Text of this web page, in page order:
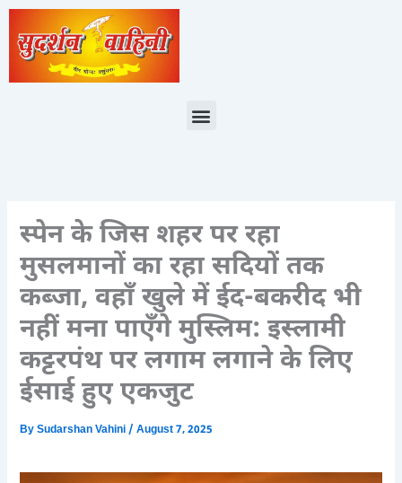
Skip
content
Menu
स्पेन के जिस शहर पर रहा
मुसलमानों का रहा सदियों तक
कब्जा, वहाँ खुले में ईद-बकरीद भी
नहीं मना पाएँगे मुस्लिम: इस्लामी
कट्टरपंथ पर लगाम लगाने के लिए
ईसाई हुए एकजुट
BySudarshan Vahini/August 7, 2025